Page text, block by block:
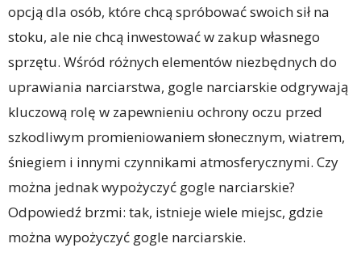
opcją dla osób, które chcą spróbować swoich sił na
stoku, ale nie chcą inwestować w zakup własnego
sprzętu. Wśród różnych elementów niezbędnych do
uprawiania narciarstwa, gogle narciarskie odgrywają
kluczową rolę w zapewnieniu ochrony oczu przed
szkodliwym promieniowaniem słonecznym, wiatrem,
śniegiem i innymi czynnikami atmosferycznymi. Czy
można jednak wypożyczyć gogle narciarskie?
Odpowiedź brzmi: tak, istnieje wiele miejsc, gdzie
można wypożyczyć gogle narciarskie.